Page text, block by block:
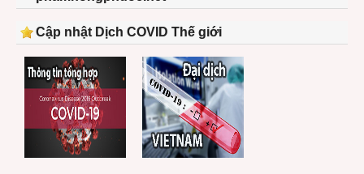
Cập nhật Dịch COVID Thế giới